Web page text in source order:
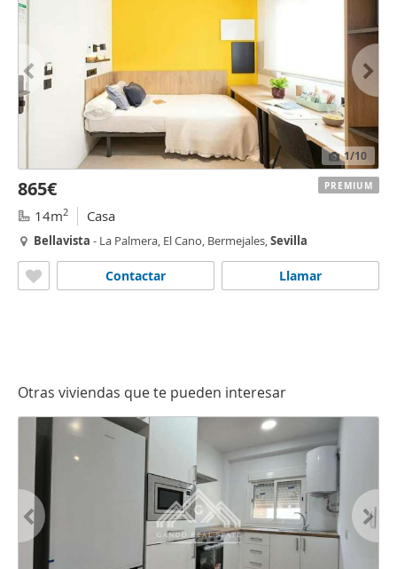
1/10
865€
14m2 Casa
Bellavista - La Palmera, El Cano, Bermejales,Sevilla
Llamar
Contactar
PREMIUM
Otras viviendas que te pueden interesar